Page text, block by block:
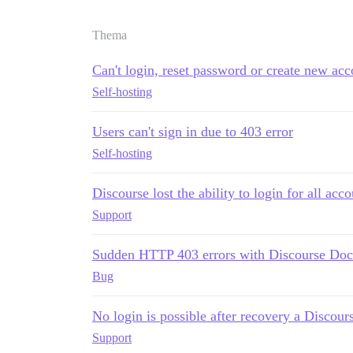
Thema
Can't login, reset password or create new
Self-hosting
Users can't sign in due to 403 error
Self-hosting
Discourse lost the ability to login for all
Support
Sudden HTTP 403 errors with Discourse
Bug
No login is possible after recovery a
Support